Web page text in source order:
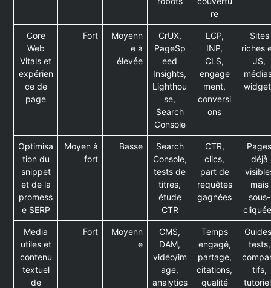
re
Core
Web
Vitals et
expérien
ce de
page
Fort
Moyenn
e à
élevée
CrUX,
PageSp
eed
Insights,
Lighthou
se,
Search
Console
LCP,
INP,
CLS,
engage
ment,
conversi
ons
Sites
riches
JS,
Optimisa
tion du
snippet
et de la
promess
e SERP
Moyen à
fort
Basse
Search
Console,
tests de
titres,
étude
CTR
CTR,
clics,
part de
requêtes
gagnées
déjà
mais
sous-
Media
utiles et
contenu
textuel
de
Fort
Moyenn
e
CMS,
DAM,
vidéo/im
age,
analytics
Temps
engagé,
partage,
citations,
qualité
tests,
tifs,